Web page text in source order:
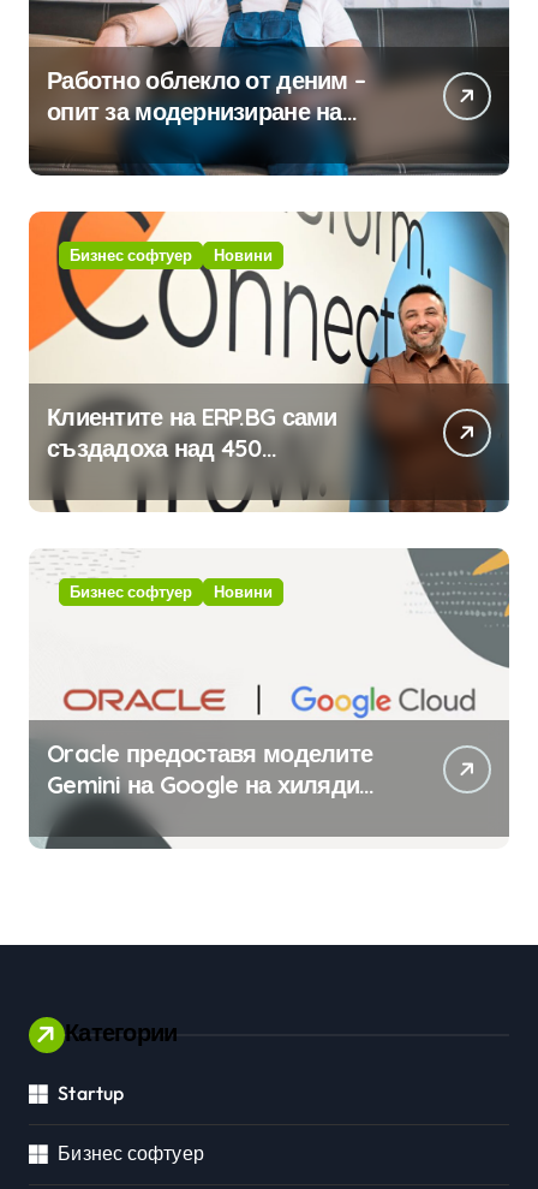
Работно облекло от деним –
опит за модернизиране на
традицията
Бизнес софтуер Новини
Клиентите на ERP.BG сами
създадоха над 450
приложения за ERP системата
с помощта на вградения в нея
изкуствен интелект
Бизнес софтуер Новини
Oracle предоставя моделите
Gemini на Google на хиляди
клиенти на бизнес
приложения
Категории
Startup
Бизнес софтуер